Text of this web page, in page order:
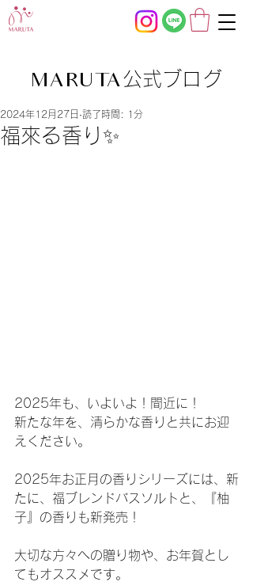
MARUTA公式ブログ
福來る香り✨
2024年12月27日 読了時間: 1分
2025年も、いよいよ！間近に！
新たな年を、清らかな香りと共にお迎
えください。
2025年お正月の香りシリーズには、新
たに、福ブレンドバスソルトと、『柚
子』の香りも新発売！
大切な方々への贈り物や、お年賀とし
てもオススメです。